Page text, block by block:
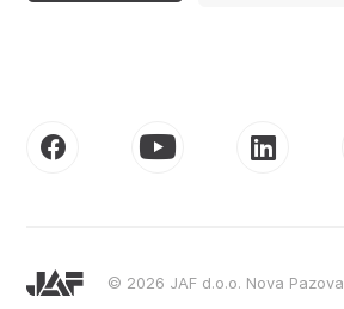
© 2026 JAF d.o.o. Nova Pazova